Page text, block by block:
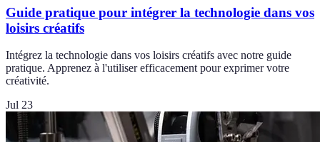
Guide pratique pour intégrer la technologie dans vos
loisirs créatifs
Intégrez la technologie dans vos loisirs créatifs avec notre guide
pratique. Apprenez à l'utiliser efficacement pour exprimer votre
créativité.
Jul 23